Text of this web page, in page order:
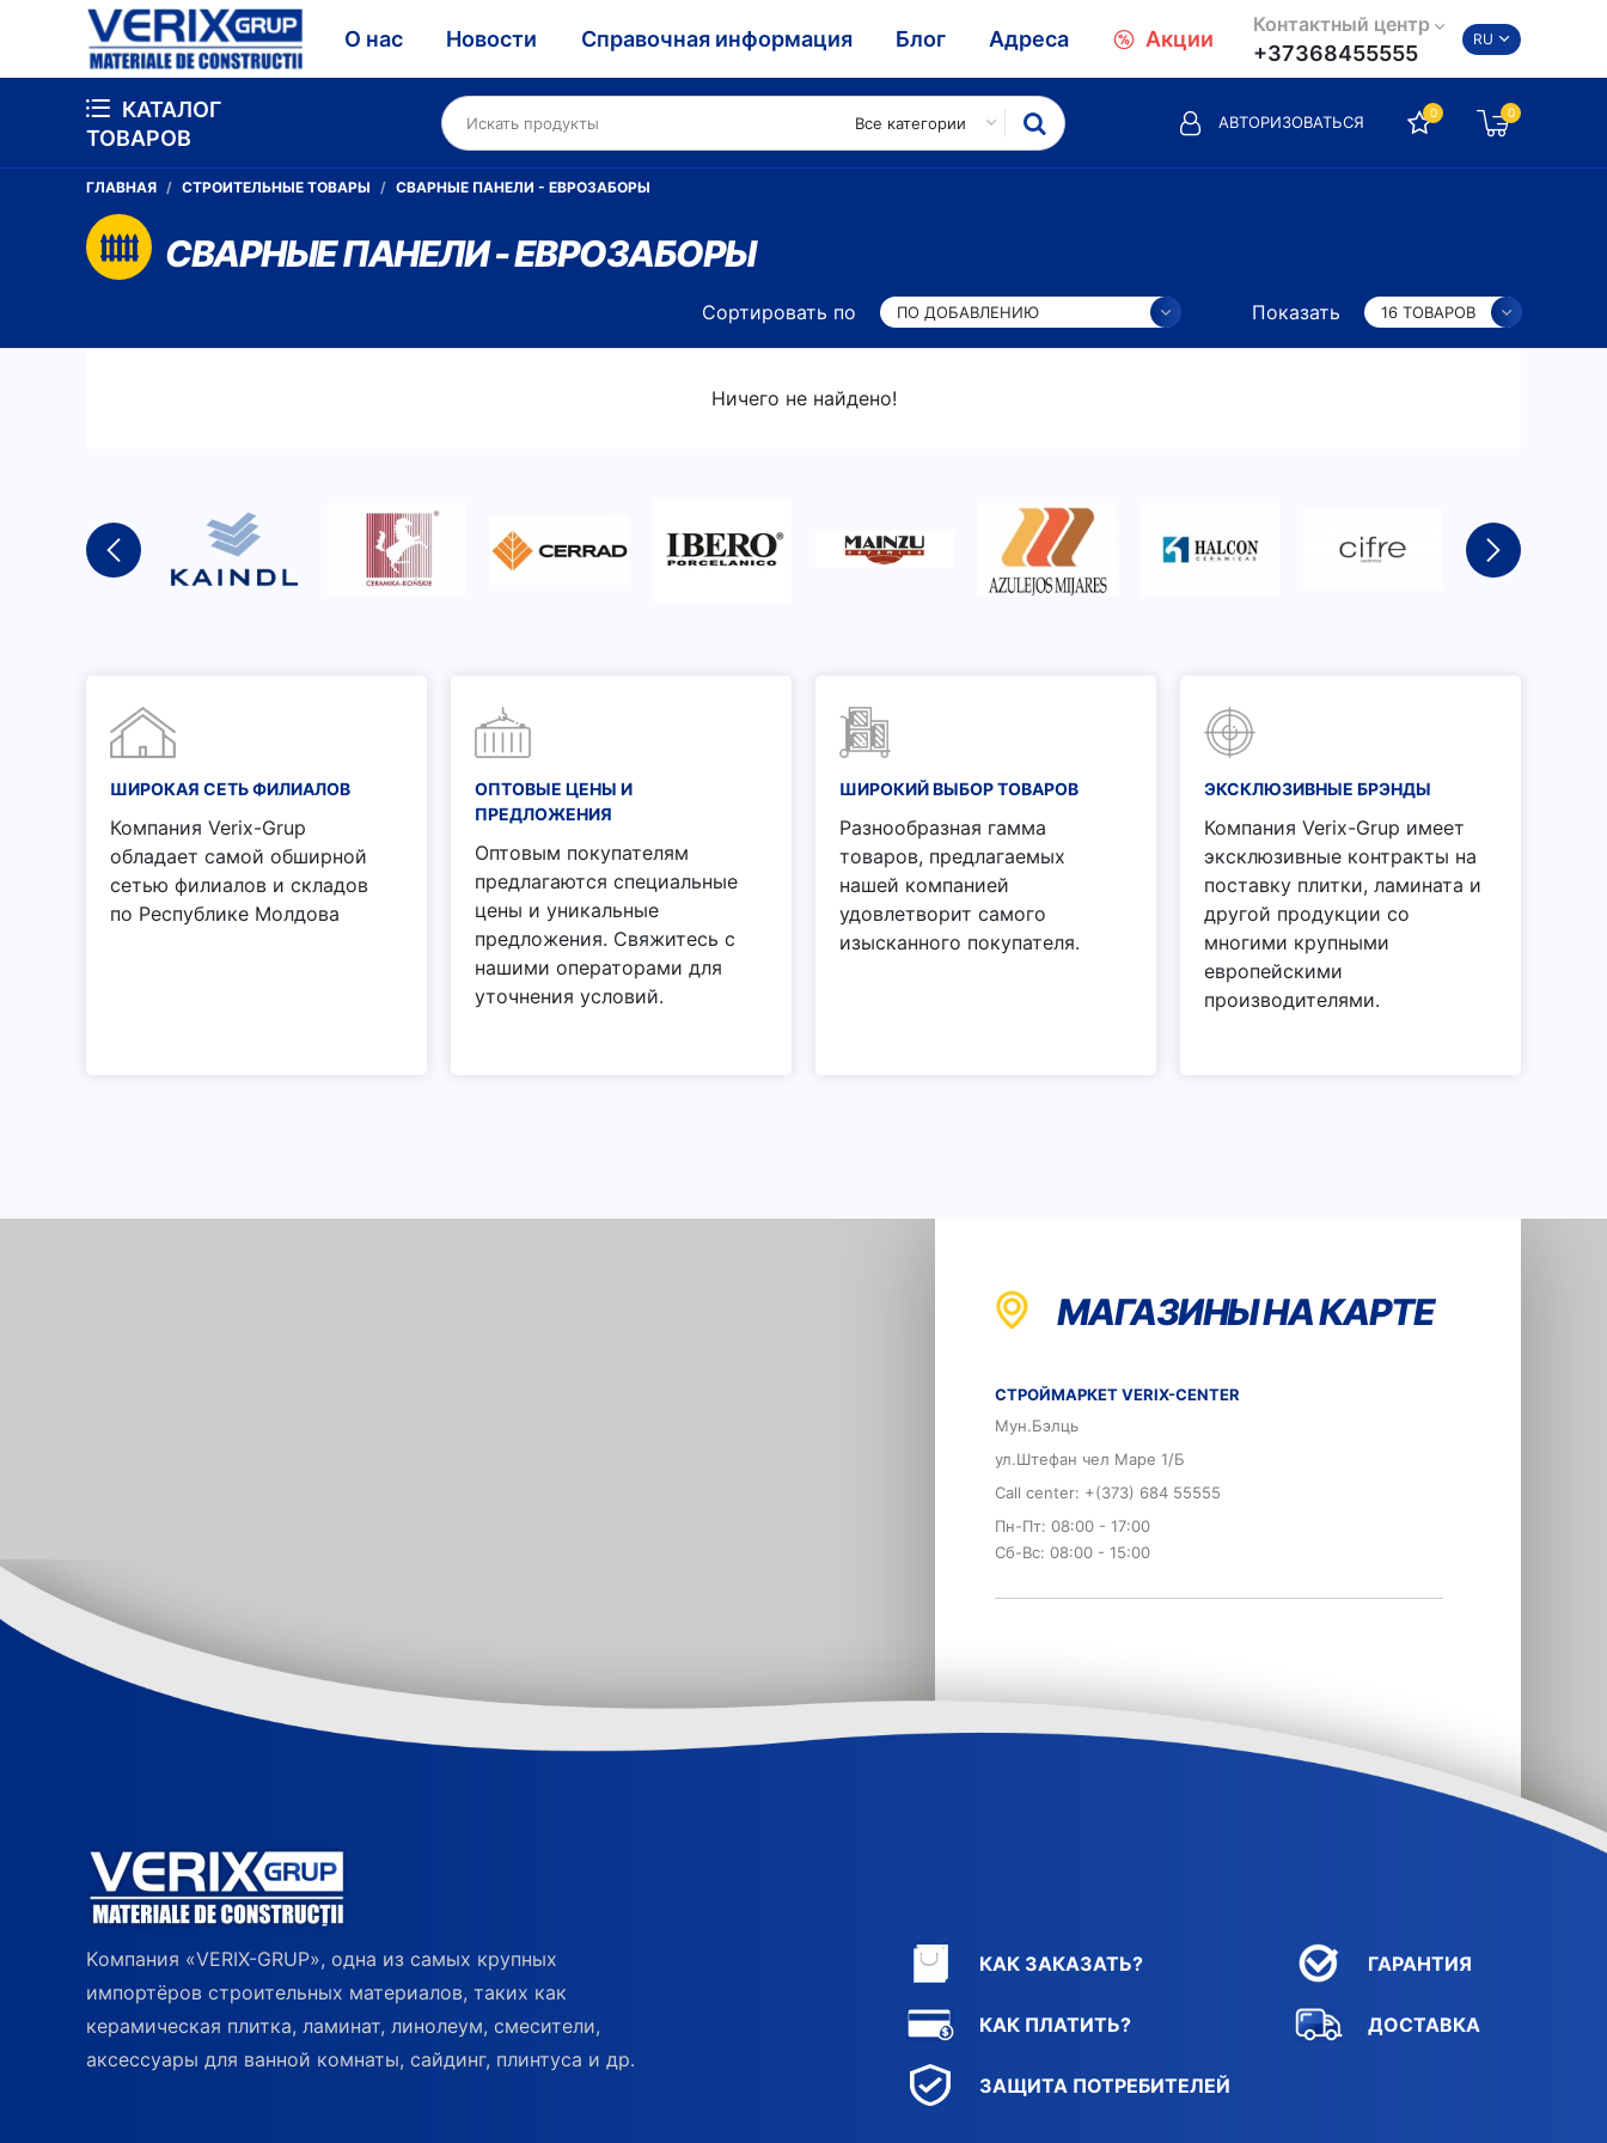
О нас Новости Справочная информация Блог Адреса Акции
Контактный центр
+37368455555
RU
КАТАЛОГ
ТОВАРОВ
Все категории АВТОРИЗОВАТЬСЯ
0 0
ГЛАВНАЯ СТРОИТЕЛЬНЫЕ ТОВАРЫ СВАРНЫЕ ПАНЕЛИ - ЕВРОЗАБОРЫ
СВАРНЫЕ ПАНЕЛИ - ЕВРОЗАБОРЫ
Сортировать по ПО ДОБАВЛЕНИЮ Показать 16 ТОВАРОВ
Ничего не найдено!
ШИРОКАЯ СЕТЬ ФИЛИАЛОВ
Компания Verix-Grup
обладает самой обширной
сетью филиалов и складов
по Республике Молдова
ОПТОВЫЕ ЦЕНЫ И
ПРЕДЛОЖЕНИЯ
Оптовым покупателям
предлагаются специальные
цены и уникальные
предложения. Свяжитесь с
нашими операторами для
уточнения условий.
ШИРОКИЙ ВЫБОР ТОВАРОВ
Разнообразная гамма
товаров, предлагаемых
нашей компанией
удовлетворит самого
изысканного покупателя.
ЭКСКЛЮЗИВНЫЕ БРЭНДЫ
Компания Verix-Grup имеет
эксклюзивные контракты на
поставку плитки, ламината и
другой продукции со
многими крупными
европейскими
производителями.
МАГАЗИНЫ НА КАРТЕ
СТРОЙМАРКЕТ VERIX-CENTER
Мун.Бэлць
ул.Штефан чел Маре 1/Б
Call center: +(373) 684 55555
Пн-Пт: 08:00 - 17:00
Сб-Вс: 08:00 - 15:00
Kомпания «VERIX-GRUP», одна из самых крупных
импортёров строительных материалов, таких как
керамическая плитка, ламинат, линолеум, смесители,
аксессуары для ванной комнаты, сайдинг, плинтуса и др.
КАК ЗАКАЗАТЬ? ГАРАНТИЯ
КАК ПЛАТИТЬ? ДОСТАВКА
ЗАЩИТА ПОТРЕБИТЕЛЕЙ